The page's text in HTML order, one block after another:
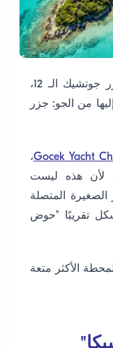
المحطة الأكثر "جاذبية" في جولة جزر جوتشيك الـ 12،
من الجو: جزر
Gocek Yacht،
لأن هذه ليست
المتصلة
تقريبًا "حوض
الأكثر متعة